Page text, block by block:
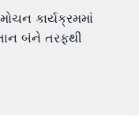
કાર્યક્રમમાં
બંને તરફથી